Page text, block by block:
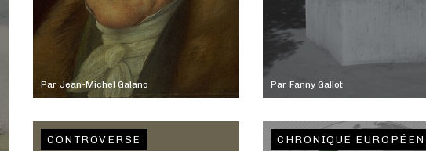
Par Jean-Michel Galano Par Fanny Gallot
CONTROVERSE CHRONIQUE